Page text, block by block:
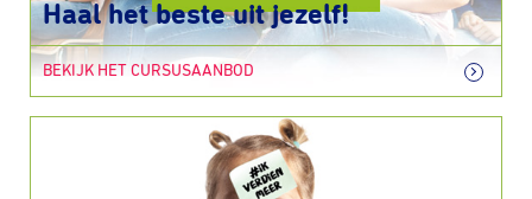
Haal het beste uit jezelf!
BEKIJK HET CURSUSAANBOD